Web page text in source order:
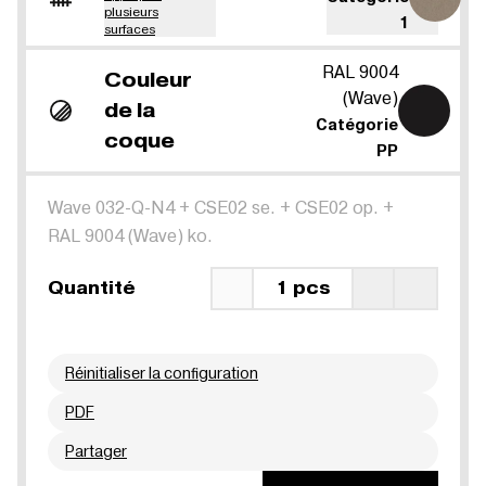
plusieurs
surfaces
1
Couleur
de la
coque
RAL 9004
(Wave)
Catégorie
PP
Wave 032-Q-N4+ CSE02 se. + CSE02 op. +
RAL 9004 (Wave) ko.
Quantité 1 pcs
Réinitialiser la configuration
PDF
Partager